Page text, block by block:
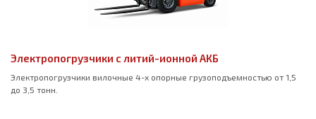
Электропогрузчики с литий-ионной АКБ
Электропогрузчики вилочные 4-х опорные грузоподъемностью от 1,5
до 3,5 тонн.